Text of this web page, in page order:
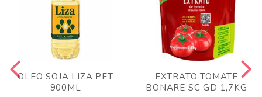
OLEO SOJA LIZA PET
900ML
EXTRATO TOMATE
BONARE SC GD 1,7KG